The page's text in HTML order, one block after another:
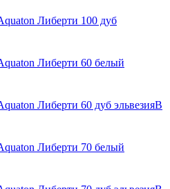
Либерти 100 дуб
Либерти 60 белый
Либерти 60 дуб эльвезияВ
Либерти 70 белый